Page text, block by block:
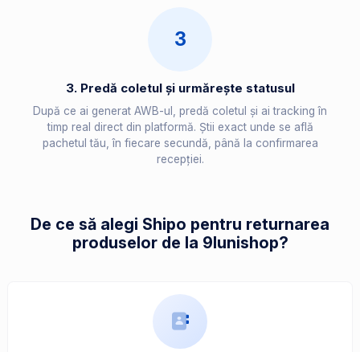
3
3. Predă coletul și urmărește statusul
După ce ai generat AWB-ul, predă coletul și ai tracking în
timp real direct din platformă. Știi exact unde se află
pachetul tău, în fiecare secundă, până la confirmarea
recepției.
De ce să alegi Shipo pentru returnarea
produselor de la 9lunishop?